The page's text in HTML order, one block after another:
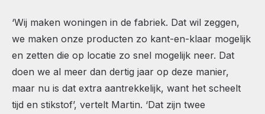
‘Wij maken woningen in de fabriek. Dat wil zeggen,
we maken onze producten zo kant-en-klaar mogelijk
en zetten die op locatie zo snel mogelijk neer. Dat
doen we al meer dan dertig jaar op deze manier,
maar nu is dat extra aantrekkelijk, want het scheelt
tijd en stikstof’, vertelt Martin. ‘Dat zijn twee